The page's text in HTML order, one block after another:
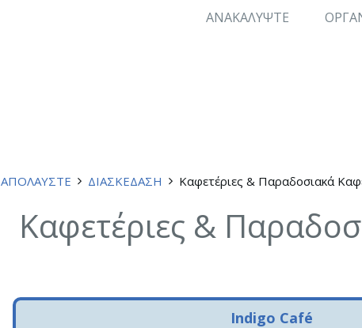
ΑΝΑΚΑΛΥΨΤΕ
ΑΠΟΛΑΥΣΤΕ ΔΙΑΣΚΕΔΑΣΗ Καφετέριες & Παραδοσιακά
Καφετέριες &
Indigo Café